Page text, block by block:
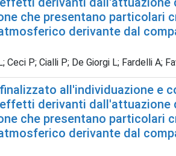
che presentano
derivante dal
Ceci P; Cialli P; De Giorgi L; Fardelli
all'individuazione e
derivanti
che presentano
derivante dal